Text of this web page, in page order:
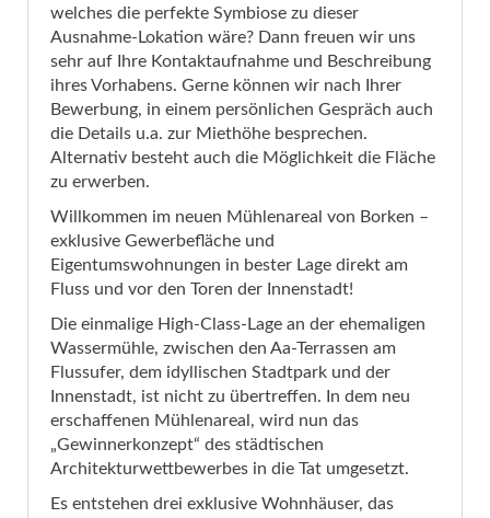
welches die perfekte Symbiose zu dieser
Ausnahme-Lokation wäre? Dann freuen wir uns
sehr auf Ihre Kontaktaufnahme und Beschreibung
ihres Vorhabens. Gerne können wir nach Ihrer
Bewerbung, in einem persönlichen Gespräch auch
die Details u.a. zur Miethöhe besprechen.
Alternativ besteht auch die Möglichkeit die Fläche
zu erwerben.
Willkommen im neuen Mühlenareal von Borken –
exklusive Gewerbefläche und
Eigentumswohnungen in bester Lage direkt am
Fluss und vor den Toren der Innenstadt!
Die einmalige High-Class-Lage an der ehemaligen
Wassermühle, zwischen den Aa-Terrassen am
Flussufer, dem idyllischen Stadtpark und der
Innenstadt, ist nicht zu übertreffen. In dem neu
erschaffenen Mühlenareal, wird nun das
„Gewinnerkonzept“ des städtischen
Architekturwettbewerbes in die Tat umgesetzt.
Es entstehen drei exklusive Wohnhäuser, das